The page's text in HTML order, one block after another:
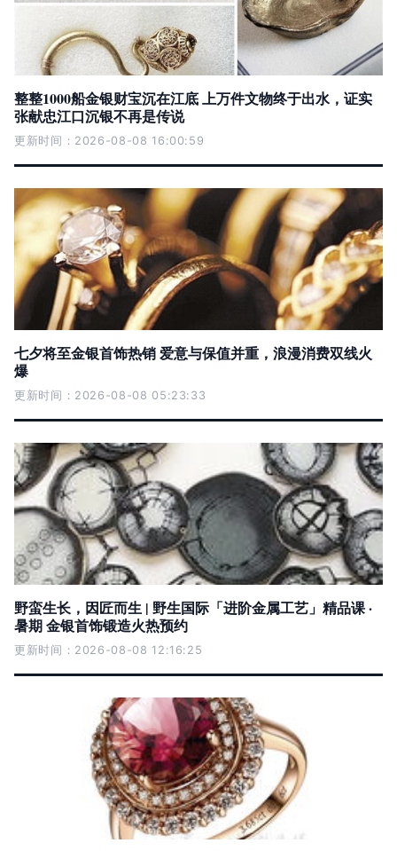
整整1000船金银财宝沉在江底 上万件文物终于出水，证实
张献忠江口沉银不再是传说
更新时间：2026-08-08 16:00:59
七夕将至金银首饰热销 爱意与保值并重，浪漫消费双线火
爆
更新时间：2026-08-08 05:23:33
野蛮生长，因匠而生 | 野生国际「进阶金属工艺」精品课 ·
暑期 金银首饰锻造火热预约
更新时间：2026-08-08 12:16:25